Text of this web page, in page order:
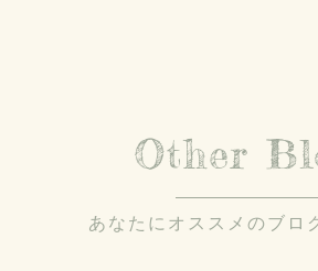
Other
あなたにオススメのブロ